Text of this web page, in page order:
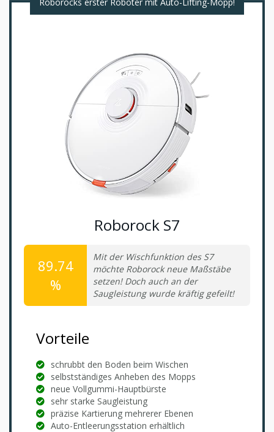
Roborock S7
89.74
%
Mit der Wischfunktion des S7
möchte Roborock neue Maßstäbe
setzen! Doch auch an der
Saugleistung wurde kräftig gefeilt!
Vorteile
schrubbt den Boden beim Wischen
selbstständiges Anheben des Mopps
neue Vollgummi-Hauptbürste
sehr starke Saugleistung
präzise Kartierung mehrerer Ebenen
Auto-Entleerungsstation erhältlich